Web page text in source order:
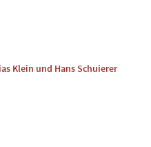
Klein und Hans Schuierer